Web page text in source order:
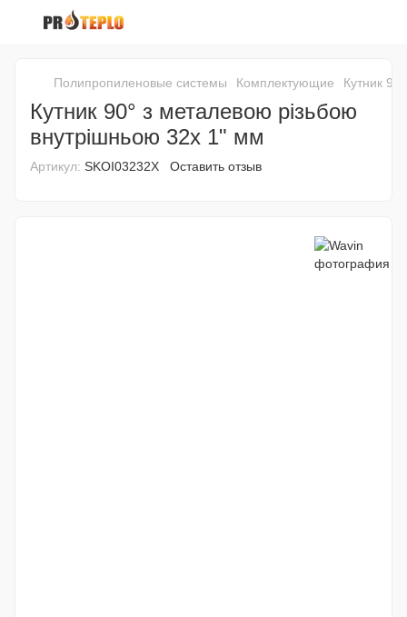
Полипропиленовые системы Комплектующие Кутник
Кутник 90° з металевою різьбою
внутрішньою 32x 1" мм
Артикул: SKOI03232X Оставить отзыв